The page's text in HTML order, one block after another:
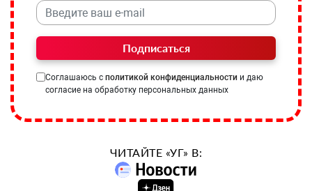
Подписаться
Соглашаюсь с политикой конфиденциальности и даю
согласие на обработку персональных данных
ЧИТАЙТЕ «УГ» В: